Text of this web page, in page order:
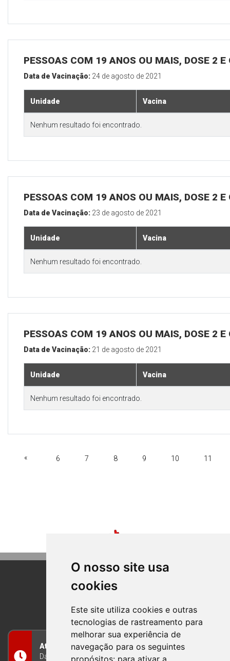
O nosso site usa
cookies
Este site utiliza cookies e outras
tecnologias de rastreamento para
melhorar sua experiência de
navegação para os seguintes
propósitos: para ativar a
PESSOAS COM 19 ANOS OU MAIS, DOSE 2 E
Data de Vacinação: 24 de agosto de 2021
Unidade Vacina
Nenhum resultado foi encontrado.
PESSOAS COM 19 ANOS OU MAIS, DOSE 2 E
Data de Vacinação: 23 de agosto de 2021
Unidade Vacina
Nenhum resultado foi encontrado.
PESSOAS COM 19 ANOS OU MAIS, DOSE 2 E
Data de Vacinação: 21 de agosto de 2021
Unidade Vacina
Nenhum resultado foi encontrado.
« 6 7 8 9 10 11
BOM PRINCIPIO
RIO GRANDE DO SUL
Atendimento
Das 8h às 12h e das 13h às 17h30, de segunda a